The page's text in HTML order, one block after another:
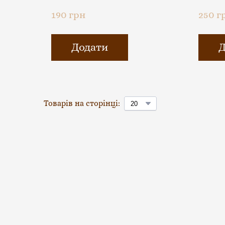
190 грн
Додати
250
Товарів на сторінці: